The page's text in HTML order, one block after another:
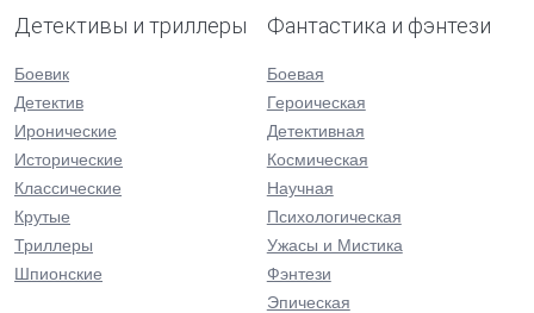
Детективы и триллеры
Боевик
Детектив
Иронические
Исторические
Классические
Крутые
Триллеры
Шпионские
Фантастика и фэнтези
Боевая
Героическая
Детективная
Космическая
Научная
Психологическая
Ужасы и Мистика
Фэнтези
Эпическая